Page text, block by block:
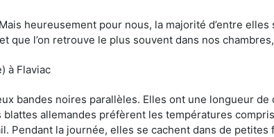
heureusement pour nous, la majorité d’entre
l’on retrouve le plus souvent dans nos
à Flaviac
bandes noires parallèles. Elles ont une longueur
allemandes préfèrent les températures
Pendant la journée, elles se cachent dans de